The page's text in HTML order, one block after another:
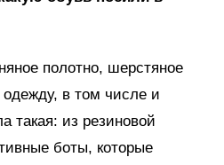
полотно, шерстяное
в том числе и
такая: из резиновой
боты, которые